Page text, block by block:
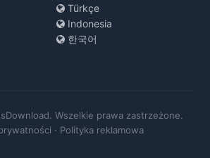
Türkçe
Indonesia
한국어
Wszelkie prawa zastrzeżone.
· Polityka reklamowa